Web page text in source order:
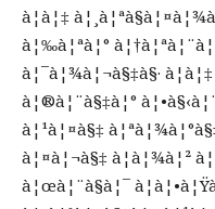
à¦à¦‡
à¦‰à¦ªà¦°
à¦¯à¦¾à¦¬à§‡à§·
à¦®à¦¨à§‡à¦°
à¦¹à¦¤à§‡
à¦¤à¦¬à§‡ à¦­à¦¾à¦²
à¦œà¦¨à§à¦¯